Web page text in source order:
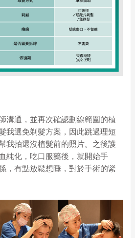
溝通，並再次確認劃線範圍的植
我選免剃髮方案，因此跳過理短
我拍還沒植髮前的照片。之後護
純化，吃口服藥後，就開始手
，有點放鬆想睡，對於手術的緊